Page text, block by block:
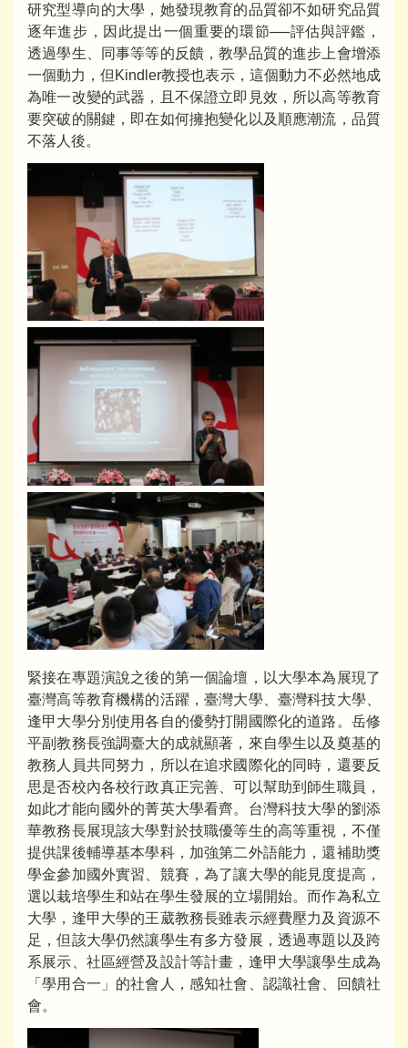
研究型導向的大學，她發現教育的品質卻不如研究品質
逐年進步，因此提出一個重要的環節──評估與評鑑，
透過學生、同事等等的反饋，教學品質的進步上會增添
一個動力，但Kindler教授也表示，這個動力不必然地成
為唯一改變的武器，且不保證立即見效，所以高等教育
要突破的關鍵，即在如何擁抱變化以及順應潮流，品質
不落人後。
緊接在專題演說之後的第一個論壇，以大學本為展現了
臺灣高等教育機構的活躍，臺灣大學、臺灣科技大學、
逢甲大學分別使用各自的優勢打開國際化的道路。岳修
平副教務長強調臺大的成就顯著，來自學生以及奠基的
教務人員共同努力，所以在追求國際化的同時，還要反
思是否校內各校行政真正完善、可以幫助到師生職員，
如此才能向國外的菁英大學看齊。台灣科技大學的劉添
華教務長展現該大學對於技職優等生的高等重視，不僅
提供課後輔導基本學科，加強第二外語能力，還補助獎
學金參加國外實習、競賽，為了讓大學的能見度提高，
選以栽培學生和站在學生發展的立場開始。而作為私立
大學，逢甲大學的王葳教務長雖表示經費壓力及資源不
足，但該大學仍然讓學生有多方發展，透過專題以及跨
系展示、社區經營及設計等計畫，逢甲大學讓學生成為
「學用合一」的社會人，感知社會、認識社會、回饋社
會。